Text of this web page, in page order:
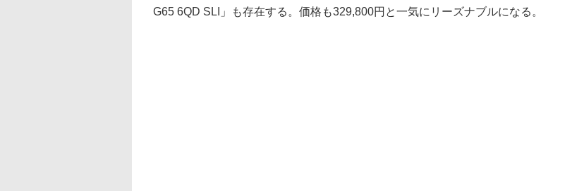
G65 6QD SLI」も存在する。価格も329,800円と一気にリーズナブルになる。